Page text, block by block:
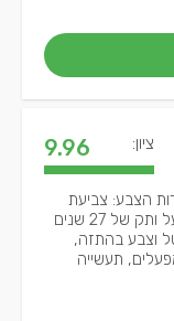
ציון: 9.96
הצבע: צביעת
קירות, בתים, שערים, צביעת חיצונית ועוד. בעל ותק של 27 שנים
וצבע בהתזה,
תעשייה